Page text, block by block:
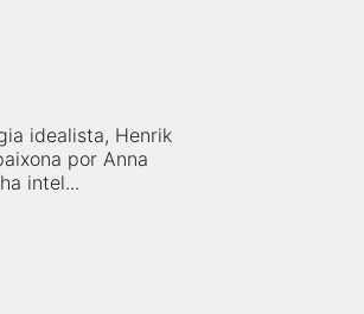
idealista, Henrik
por Anna
intel...